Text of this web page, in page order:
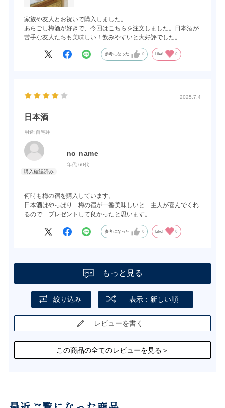
家族や友人とお祝いで購入しました。
あらごし梅酒が好きで、今回はこちらを注文しました。日本酒が
苦手な友人たちも美味しい！飲みやすいと大好評でした。
参考になった 0 Like! 0
2025.7.4
日本酒
用途:自宅用
no name
年代:60代
何時も梅の宿を購入しています。
日本酒はやっぱり 梅の宿が一番美味しいと 主人が喜んでくれ
るので プレゼントして良かったと思います。
参考になった 0 Like! 0
もっと見る
絞り込み 表示：新しい順
レビューを書く
この商品の全てのレビューを見る＞